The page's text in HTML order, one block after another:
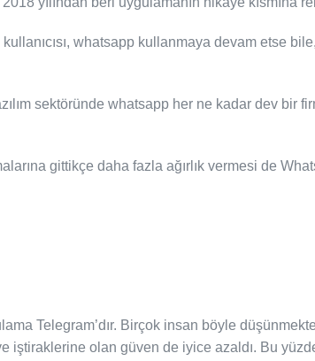
whatsapp kullanmaya devam etse
sektöründe whatsapp her ne kadar dev bir
gittikçe daha fazla ağırlık vermesi de
Telegram’dır. Birçok insan böyle
iştiraklerine olan güven de iyice azaldı. Bu